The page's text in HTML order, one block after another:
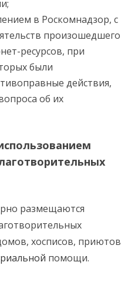
в Роскомнадзор, с
произошедшего
ресурсов, при
были
действия,
об их
размещаются
хосписов, приютов
помощи.